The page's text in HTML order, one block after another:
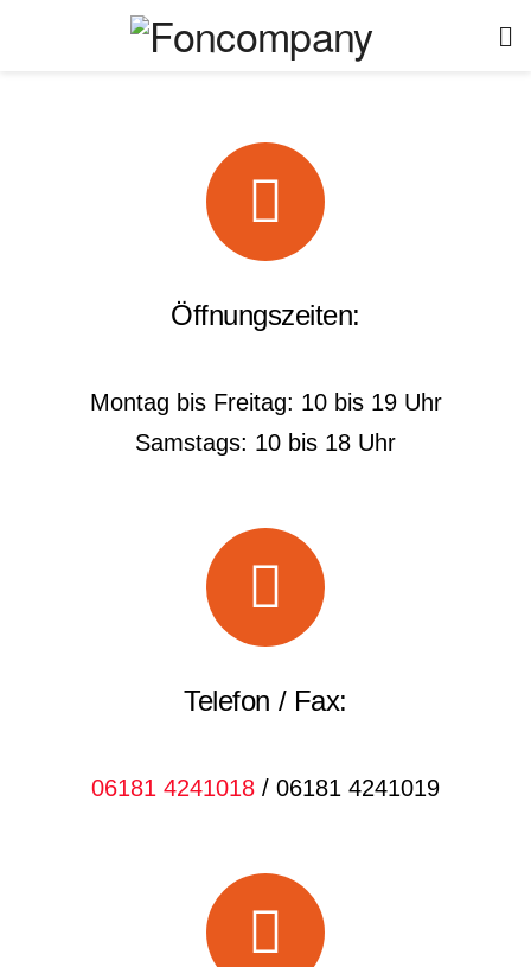
Öffnungszeiten:
Montag bis Freitag: 10 bis 19 Uhr
Samstags: 10 bis 18 Uhr
Telefon / Fax:
06181 4241018 / 06181 4241019